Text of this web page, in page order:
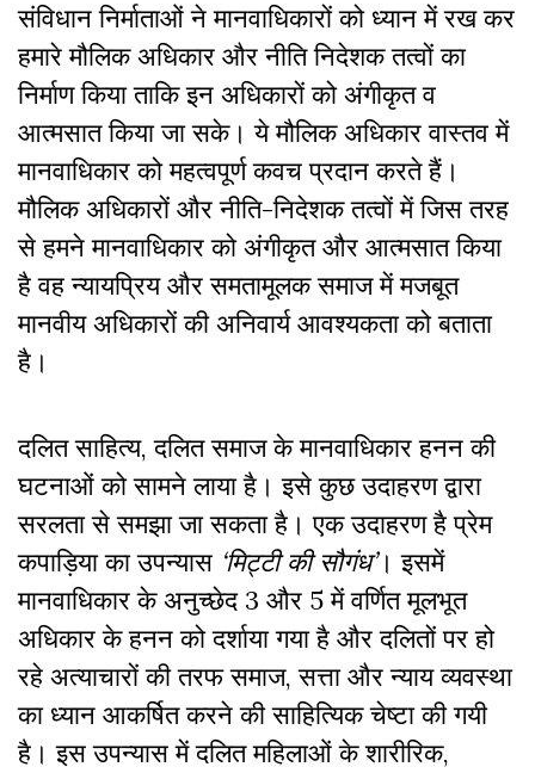
संविधान निर्माताओं ने मानवाधिकारों को ध्यान में रख कर
हमारे मौलिक अधिकार और नीति निदेशक तत्वों का
निर्माण किया ताकि इन अधिकारों को अंगीकृत व
आत्मसात किया जा सके। ये मौलिक अधिकार वास्तव में
मानवाधिकार को महत्वपूर्ण कवच प्रदान करते हैं।
मौलिक अधिकारों और नीति-निदेशक तत्वों में जिस तरह
से हमने मानवाधिकार को अंगीकृत और आत्मसात किया
है वह न्यायप्रिय और समतामूलक समाज में मजबूत
मानवीय अधिकारों की अनिवार्य आवश्यकता को बताता
है।
दलित साहित्य, दलित समाज के मानवाधिकार हनन की
घटनाओं को सामने लाया है। इसे कुछ उदाहरण द्वारा
सरलता से समझा जा सकता है। एक उदाहरण है प्रेम
कपाड़िया का उपन्यास ‘मिट्टी की सौगंध’। इसमें
मानवाधिकार के अनुच्छेद 3 और 5 में वर्णित मूलभूत
अधिकार के हनन को दर्शाया गया है और दलितों पर हो
रहे अत्याचारों की तरफ समाज, सत्ता और न्याय व्यवस्था
का ध्यान आकर्षित करने की साहित्यिक चेष्टा की गयी
है। इस उपन्यास में दलित महिलाओं के शारीरिक,